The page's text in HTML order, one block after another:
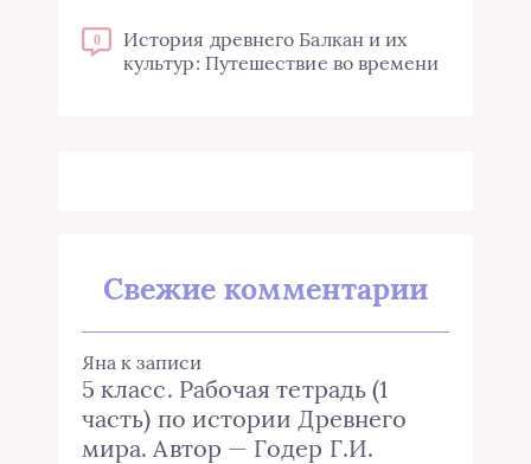
0
История древнего Балкан и их
культур: Путешествие во времени
Свежие комментарии
Яна к записи
5 класс. Рабочая тетрадь (1
часть) по истории Древнего
мира. Автор — Годер Г.И.